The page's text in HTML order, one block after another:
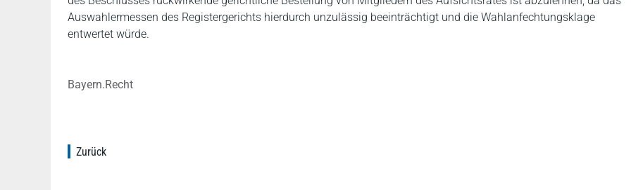
Auswahlermessen des Registergerichts hierdurch unzulässig beeinträchtigt und die Wahlanfechtungsklage
entwertet würde.
Bayern.Recht
Zurück